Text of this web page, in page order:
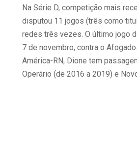
Na Série D, competição mais
disputou 11 jogos (três como
redes três vezes. O último jogo
7 de novembro, contra o
América-RN, Dione tem
Operário (de 2016 a 2019) e